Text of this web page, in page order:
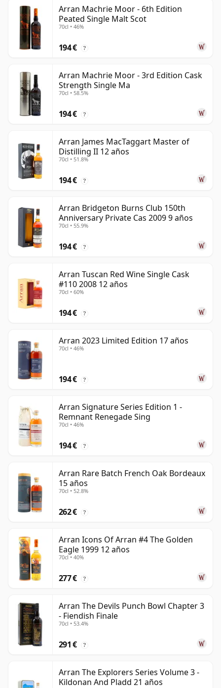
Arran Machrie Moor - 6th Edition
Peated Single Malt Scot
70cl • 46%
194 € ?
Arran Machrie Moor - 3rd Edition Cask
Strength Single Ma
70cl • 58.5%
194 € ?
Arran James MacTaggart Master of
Distilling II 12 años
70cl • 51.8%
194 € ?
Arran Bridgeton Burns Club 150th
Anniversary Private Cas 2009 9 años
70cl • 55.9%
194 € ?
Arran Tuscan Red Wine Single Cask
#110 2008 12 años
70cl • 60%
194 € ?
Arran 2023 Limited Edition 17 años
70cl • 46%
194 € ?
Arran Signature Series Edition 1 -
Remnant Renegade Sing
70cl • 46%
194 € ?
Arran Rare Batch French Oak Bordeaux
15 años
70cl • 52.8%
262 € ?
Arran Icons Of Arran #4 The Golden
Eagle 1999 12 años
70cl • 40%
277 € ?
Arran The Devils Punch Bowl Chapter 3
- Fiendish Finale
70cl • 53.4%
291 € ?
Arran The Explorers Series Volume 3 -
Kildonan And Pladd 21 años